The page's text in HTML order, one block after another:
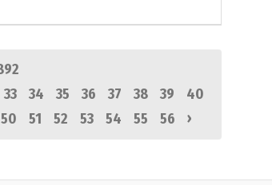
33 34 35 36 37 38 39
40
50 51 52 53 54 55 56 ›